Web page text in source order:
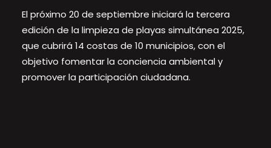
El próximo 20 de septiembre iniciará la tercera
edición de la limpieza de playas simultánea 2025,
que cubrirá 14 costas de 10 municipios, con el
objetivo fomentar la conciencia ambiental y
promover la participación ciudadana.